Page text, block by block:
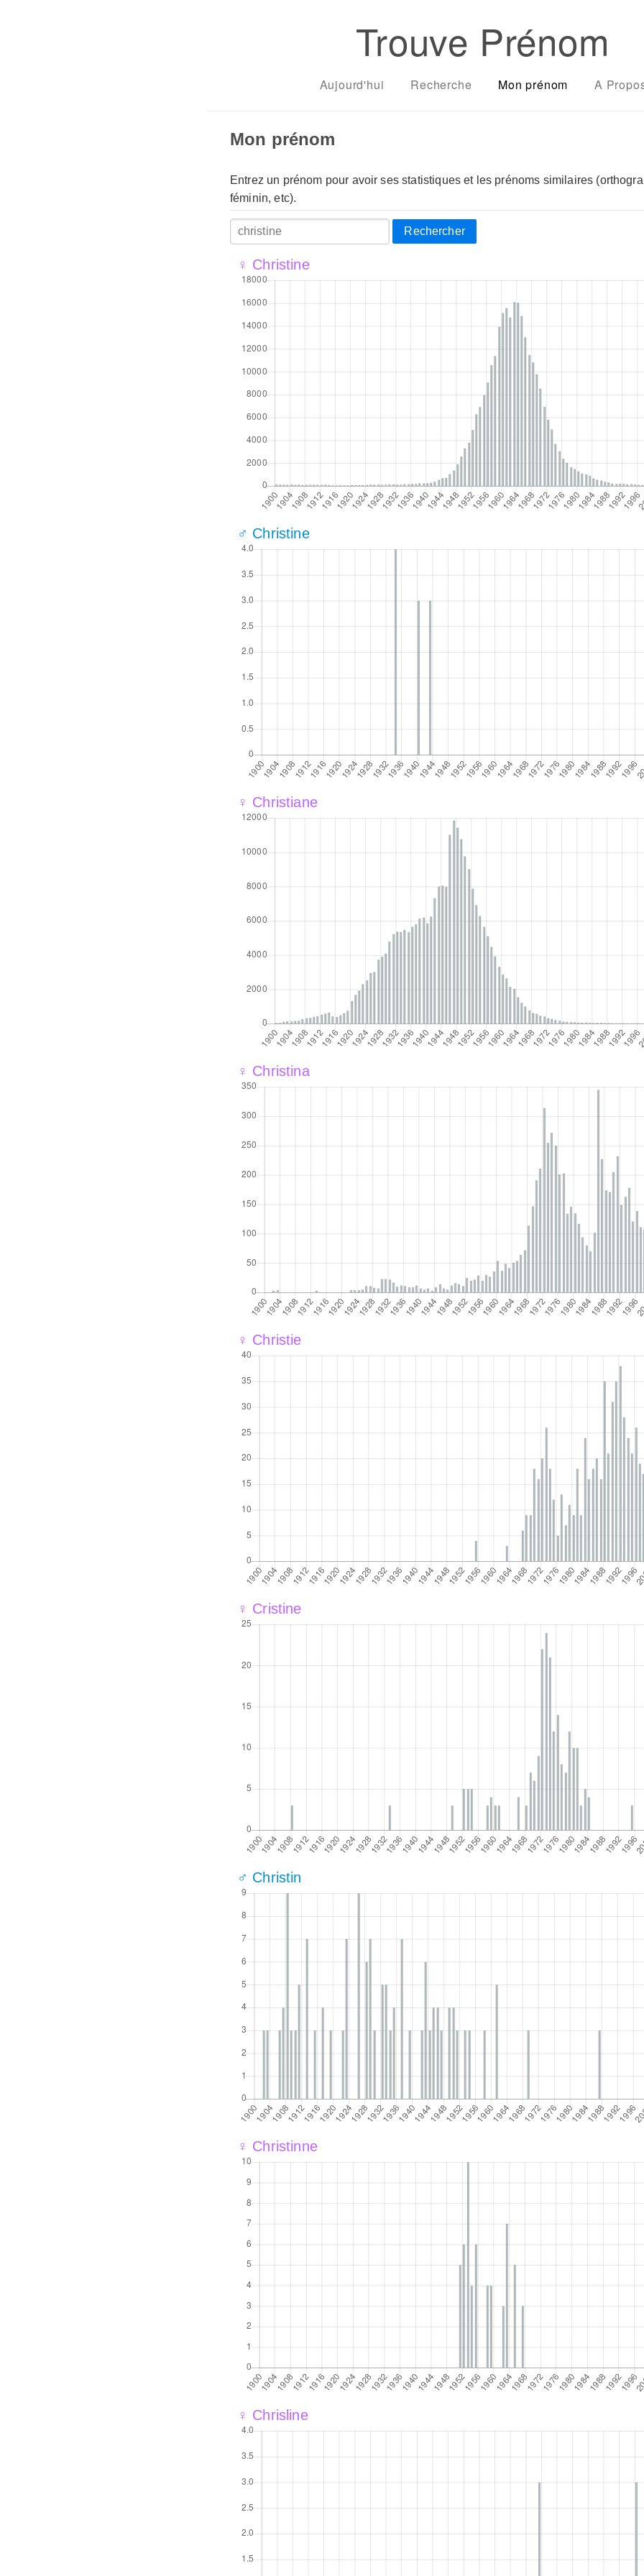
Trouve Prénom
Aujourd'hui Recherche Mon prénom A
Mon prénom
Entrez un prénom pour avoir ses statistiques et les prénoms similaires
féminin, etc).
Rechercher
♀ Christine
♂ Christine
♀ Christiane
♀ Christina
♀ Christie
♀ Cristine
♂ Christin
♀ Christinne
♀ Chrisline